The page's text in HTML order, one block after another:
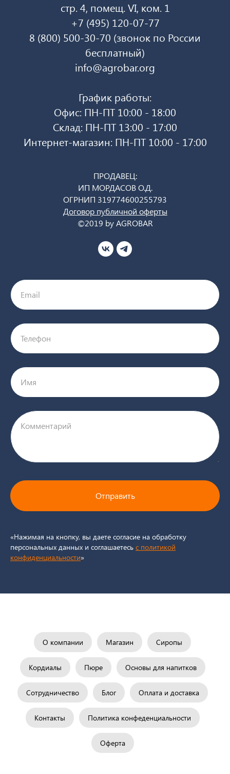
стр. 4, помещ. VI, ком. 1
+7 (495) 120-07-77
8 (800) 500-30-70 (звонок по России
бесплатный)
info@agrobar.org
График работы:
Офис: ПН-ПТ 10:00 - 18:00
Склад: ПН-ПТ 13:00 - 17:00
Интернет-магазин: ПН-ПТ 10:00 - 17:00
ПРОДАВЕЦ:
ИП МОРДАСОВ О.Д.
ОГРНИП 319774600255793
Договор публичной оферты
©2019 by AGROBAR
Email
Телефон
Имя
Комментарий
Отправить
«Нажимая на кнопку, вы даете согласие на обработку
персональных данных и соглашаетесь c политикой
конфиденциальности»
О компании Магазин Сиропы
Кордиалы Пюре Основы для напитков
Сотрудничество Блог Оплата и доставка
Контакты Политика конфеденциальности
Оферта